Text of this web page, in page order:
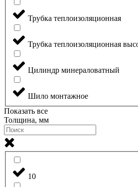
Трубка теплоизоляционная
Трубка теплоизоляционная
Цилиндр минераловатный
Шило монтажное
Показать все
Толщина, мм
10